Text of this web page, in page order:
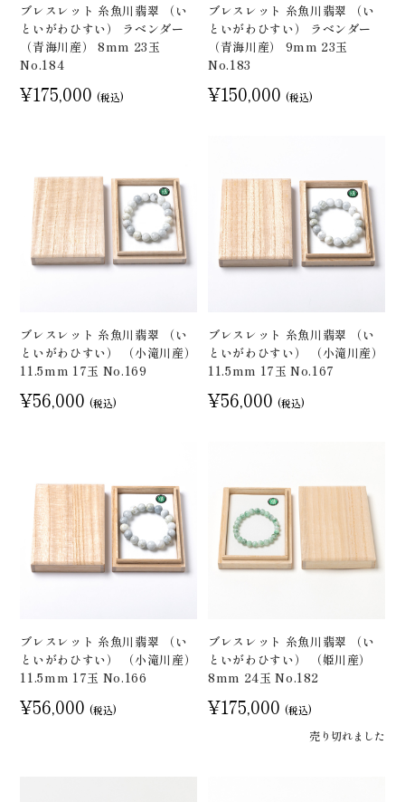
ブレスレット 糸魚川翡翠 （い
といがわひすい） ラベンダー
（青海川産） 8mm 23玉
No.184
¥175,000 (税込)
ブレスレット 糸魚川翡翠 （い
といがわひすい） ラベンダー
（青海川産） 9mm 23玉
No.183
¥150,000 (税込)
ブレスレット 糸魚川翡翠 （い
といがわひすい） （小滝川産）
11.5mm 17玉 No.169
¥56,000 (税込)
ブレスレット 糸魚川翡翠 （い
といがわひすい） （小滝川産）
11.5mm 17玉 No.167
¥56,000 (税込)
ブレスレット 糸魚川翡翠 （い
といがわひすい） （小滝川産）
11.5mm 17玉 No.166
¥56,000 (税込)
ブレスレット 糸魚川翡翠 （い
といがわひすい） （姫川産）
8mm 24玉 No.182
¥175,000 (税込)
売り切れました